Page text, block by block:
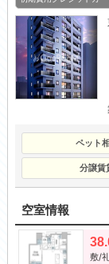
ペット
分譲賃
空室情報
敷/